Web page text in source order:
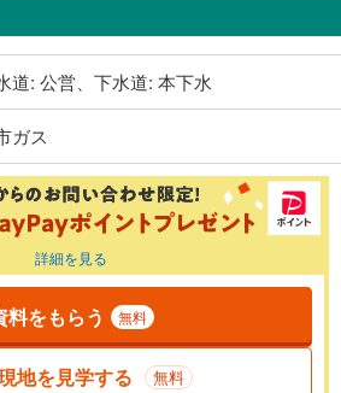
道: 公営、下水道: 本下水
ガス
詳細を見る
料をもらう 無料
地を見学する 無料